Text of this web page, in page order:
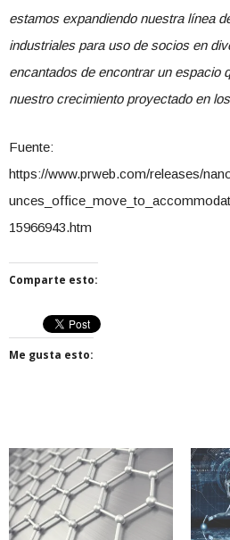
estamos expandiendo nuestra línea
industriales para uso de socios en
encantados de encontrar un espacio
nuestro crecimiento proyectado en
Fuente:
https://www.prweb.com/releases/
15966943.htm
Comparte esto:
Me gusta esto: